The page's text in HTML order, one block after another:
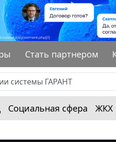
Стать партнером
Социальная сфера ЖКХ